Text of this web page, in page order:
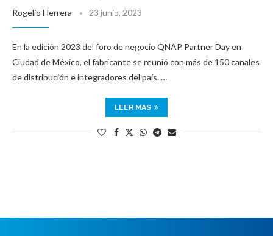
Rogelio Herrera 23 junio, 2023
En la edición 2023 del foro de negocio QNAP Partner Day en
Ciudad de México, el fabricante se reunió con más de 150 canales
de distribución e integradores del país. …
LEER MÁS